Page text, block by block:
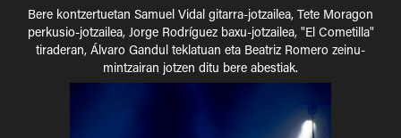
Bere kontzertuetan Samuel Vidal gitarra-jotzailea, Tete Moragon
perkusio-jotzailea, Jorge Rodríguez baxu-jotzailea, "El Cometilla"
tiraderan, Álvaro Gandul teklatuan eta Beatriz Romero zeinu-
mintzairan jotzen ditu bere abestiak.